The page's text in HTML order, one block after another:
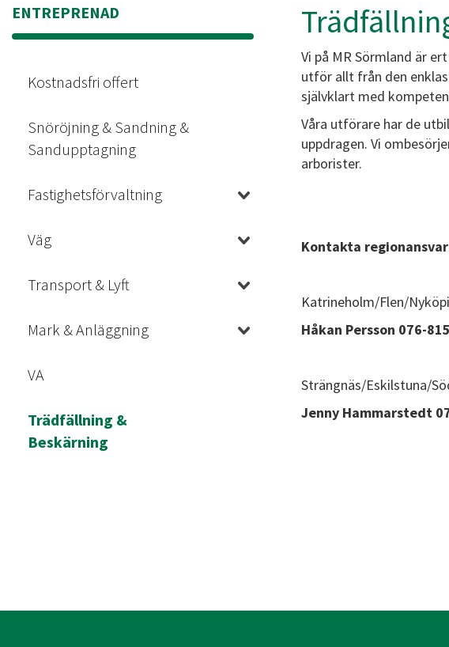
ENTREPRENAD
Kostnadsfri offert
Snöröjning & Sandning &
Sandupptagning
Fastighetsförvaltning
Väg
Transport & Lyft
Mark & Anläggning
VA
Trädfällning &
Beskärning
Vi på MR Sörmland är
utför allt från den
självklart med
Våra utförare har de
uppdragen. Vi
arborister.
Kontakta
Katrineholm/Flen/
Håkan Persson 076-
Strängnäs/Eskilstuna/
Jenny Hammarstedt